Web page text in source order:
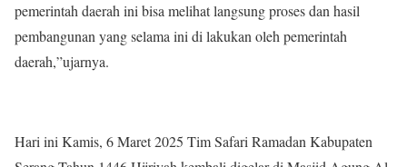
pemerintah daerah ini bisa melihat langsung proses dan hasil
pembangunan yang selama ini di lakukan oleh pemerintah
daerah,”ujarnya.
Hari ini Kamis, 6 Maret 2025 Tim Safari Ramadan Kabupaten